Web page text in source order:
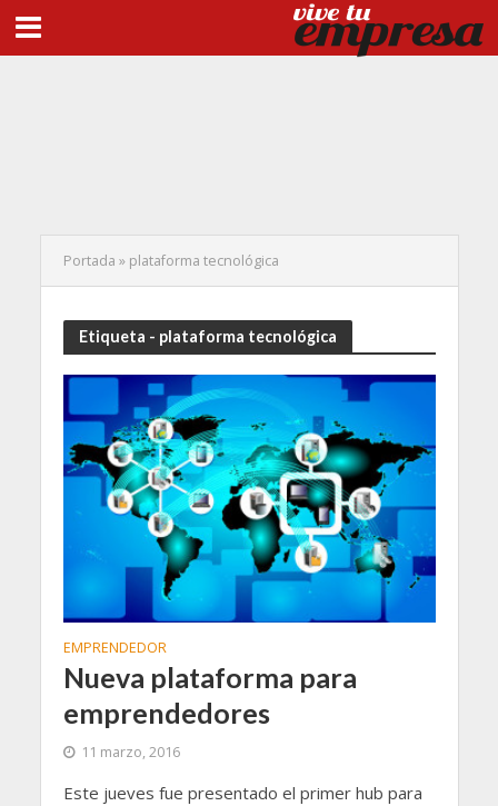
Portada » plataforma tecnológica
Etiqueta - plataforma tecnológica
EMPRENDEDOR
Nueva plataforma para
emprendedores
11 marzo, 2016
Este jueves fue presentado el primer hub para